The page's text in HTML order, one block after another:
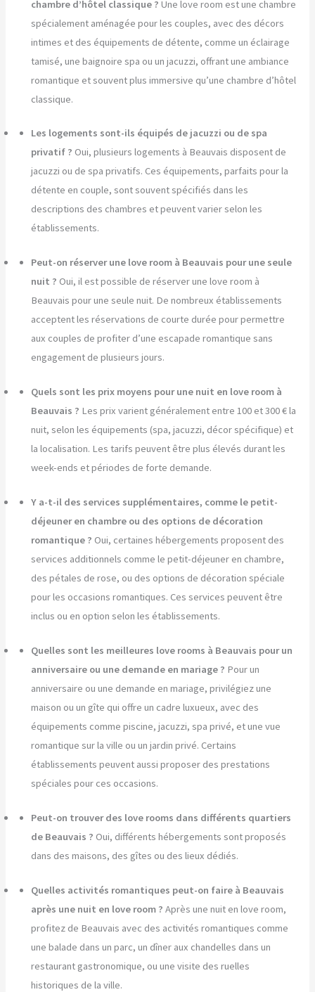
chambre d’hôtel classique ? Une love room est une chambre
spécialement aménagée pour les couples, avec des décors
intimes et des équipements de détente, comme un éclairage
tamisé, une baignoire spa ou un jacuzzi, offrant une ambiance
romantique et souvent plus immersive qu’une chambre d’hôtel
classique.
Les logements sont-ils équipés de jacuzzi ou de spa
privatif ? Oui, plusieurs logements à Beauvais disposent de
jacuzzi ou de spa privatifs. Ces équipements, parfaits pour la
détente en couple, sont souvent spécifiés dans les
descriptions des chambres et peuvent varier selon les
établissements.
Peut-on réserver une love room à Beauvais pour une seule
nuit ? Oui, il est possible de réserver une love room à
Beauvais pour une seule nuit. De nombreux établissements
acceptent les réservations de courte durée pour permettre
aux couples de profiter d’une escapade romantique sans
engagement de plusieurs jours.
Quels sont les prix moyens pour une nuit en love room à
Beauvais ? Les prix varient généralement entre 100 et 300 € la
nuit, selon les équipements (spa, jacuzzi, décor spécifique) et
la localisation. Les tarifs peuvent être plus élevés durant les
week-ends et périodes de forte demande.
Y a-t-il des services supplémentaires, comme le petit-
déjeuner en chambre ou des options de décoration
romantique ? Oui, certaines hébergements proposent des
services additionnels comme le petit-déjeuner en chambre,
des pétales de rose, ou des options de décoration spéciale
pour les occasions romantiques. Ces services peuvent être
inclus ou en option selon les établissements.
Quelles sont les meilleures love rooms à Beauvais pour un
anniversaire ou une demande en mariage ? Pour un
anniversaire ou une demande en mariage, privilégiez une
maison ou un gîte qui offre un cadre luxueux, avec des
équipements comme piscine, jacuzzi, spa privé, et une vue
romantique sur la ville ou un jardin privé. Certains
établissements peuvent aussi proposer des prestations
spéciales pour ces occasions.
Peut-on trouver des love rooms dans différents quartiers
de Beauvais ? Oui, différents hébergements sont proposés
dans des maisons, des gîtes ou des lieux dédiés.
Quelles activités romantiques peut-on faire à Beauvais
après une nuit en love room ? Après une nuit en love room,
profitez de Beauvais avec des activités romantiques comme
une balade dans un parc, un dîner aux chandelles dans un
restaurant gastronomique, ou une visite des ruelles
historiques de la ville.